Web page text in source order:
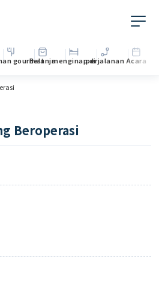
gourmet
Belanjamenginap diperjalanan Acara
Beroperasi